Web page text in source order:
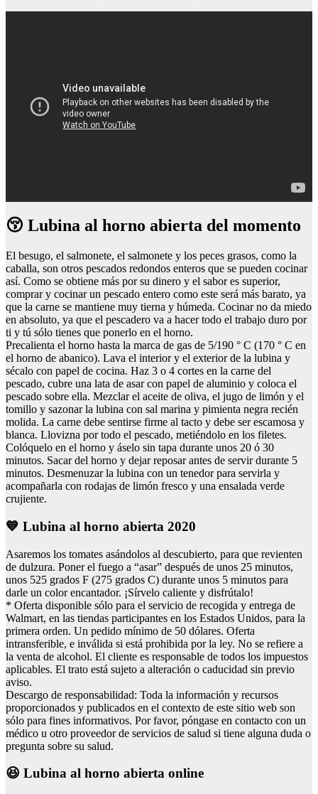
😚 Lubina al horno abierta del momento
El besugo, el salmonete, el salmonete y los peces grasos, como la
caballa, son otros pescados redondos enteros que se pueden cocinar
así. Como se obtiene más por su dinero y el sabor es superior,
comprar y cocinar un pescado entero como este será más barato, ya
que la carne se mantiene muy tierna y húmeda. Cocinar no da miedo
en absoluto, ya que el pescadero va a hacer todo el trabajo duro por
ti y tú sólo tienes que ponerlo en el horno.
Precalienta el horno hasta la marca de gas de 5/190 ° C (170 ° C en
el horno de abanico). Lava el interior y el exterior de la lubina y
sécalo con papel de cocina. Haz 3 o 4 cortes en la carne del
pescado, cubre una lata de asar con papel de aluminio y coloca el
pescado sobre ella. Mezclar el aceite de oliva, el jugo de limón y el
tomillo y sazonar la lubina con sal marina y pimienta negra recién
molida. La carne debe sentirse firme al tacto y debe ser escamosa y
blanca. Llovizna por todo el pescado, metiéndolo en los filetes.
Colóquelo en el horno y áselo sin tapa durante unos 20 ó 30
minutos. Sacar del horno y dejar reposar antes de servir durante 5
minutos. Desmenuzar la lubina con un tenedor para servirla y
acompañarla con rodajas de limón fresco y una ensalada verde
crujiente.
💙 Lubina al horno abierta 2020
Asaremos los tomates asándolos al descubierto, para que revienten
de dulzura. Poner el fuego a “asar” después de unos 25 minutos,
unos 525 grados F (275 grados C) durante unos 5 minutos para
darle un color encantador. ¡Sírvelo caliente y disfrútalo!
* Oferta disponible sólo para el servicio de recogida y entrega de
Walmart, en las tiendas participantes en los Estados Unidos, para la
primera orden. Un pedido mínimo de 50 dólares. Oferta
intransferible, e inválida si está prohibida por la ley. No se refiere a
la venta de alcohol. El cliente es responsable de todos los impuestos
aplicables. El trato está sujeto a alteración o caducidad sin previo
aviso.
Descargo de responsabilidad: Toda la información y recursos
proporcionados y publicados en el contexto de este sitio web son
sólo para fines informativos. Por favor, póngase en contacto con un
médico u otro proveedor de servicios de salud si tiene alguna duda o
pregunta sobre su salud.
😆 Lubina al horno abierta online